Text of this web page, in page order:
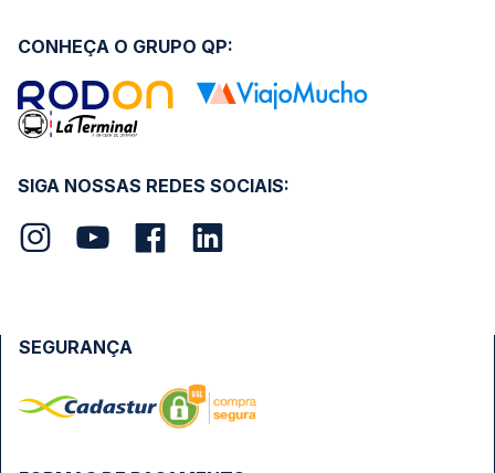
SIGA NOSSAS REDES SOCIAIS:
CONHEÇA O GRUPO QP:
SEGURANÇA